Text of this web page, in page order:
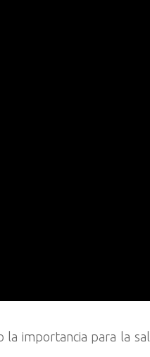
la importancia para la